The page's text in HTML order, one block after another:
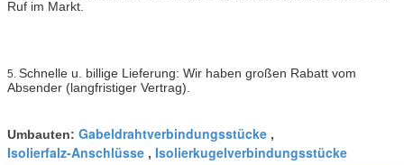
Ruf im Markt.
5. Schnelle u. billige Lieferung: Wir haben großen Rabatt vom
Absender (langfristiger Vertrag).
Umbauten: Gabeldrahtverbindungsstücke ,
Isolierfalz-Anschlüsse , Isolierkugelverbindungsstücke